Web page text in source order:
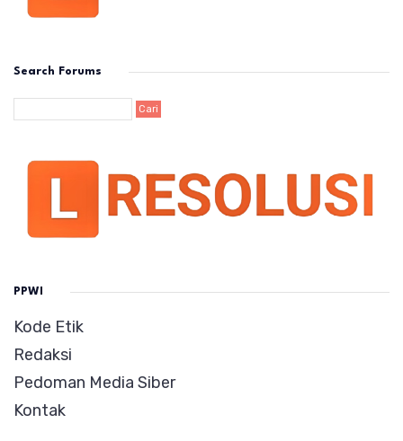
Search Forums
PPWI
Kode Etik
Redaksi
Pedoman Media Siber
Kontak